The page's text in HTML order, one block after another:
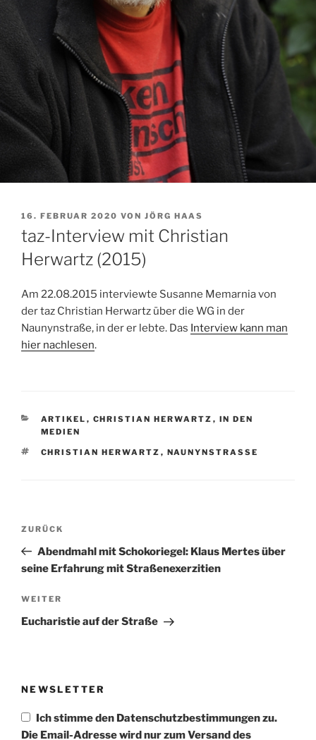
VERÖFFENTLICHT
AM
16. FEBRUAR 2020 VON JÖRG HAAS
taz-Interview mit Christian
Herwartz (2015)
Am 22.08.2015 interviewte Susanne Memarnia von
der taz Christian Herwartz über die WG in der
Naunynstraße, in der er lebte. Das Interview kann man
hier nachlesen.
KATEGORIEN
ARTIKEL , CHRISTIAN HERWARTZ , IN DEN
MEDIEN
SCHLAGWÖRTER
CHRISTIAN HERWARTZ , NAUNYNSTRASSE
Beitragsnavigation
Vorheriger
Beitrag
ZURÜCK
Abendmahl mit Schokoriegel: Klaus Mertes über
seine Erfahrung mit Straßenexerzitien
Nächster
Beitrag
WEITER
Eucharistie auf der Straße
NEWSLETTER
Ich stimme den Datenschutzbestimmungen zu.
Die Email-Adresse wird nur zum Versand des